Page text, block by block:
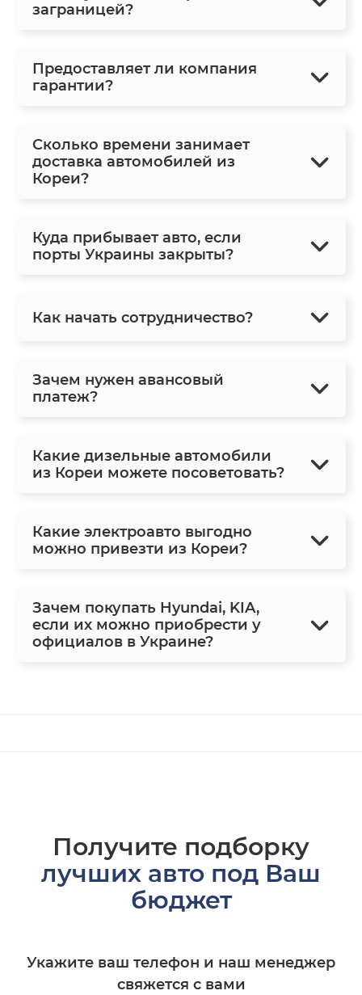
заграницей?
Предоставляет ли компания
гарантии?
Сколько времени занимает
доставка автомобилей из
Кореи?
Куда прибывает авто, если
порты Украины закрыты?
Как начать сотрудничество?
Зачем нужен авансовый
платеж?
Какие дизельные автомобили
из Кореи можете посоветовать?
Какие электроавто выгодно
можно привезти из Кореи?
Зачем покупать Hyundai, KIA,
если их можно приобрести у
официалов в Украине?
Получите подборку
лучших авто под Ваш
бюджет
Укажите ваш телефон и наш менеджер
свяжется с вами